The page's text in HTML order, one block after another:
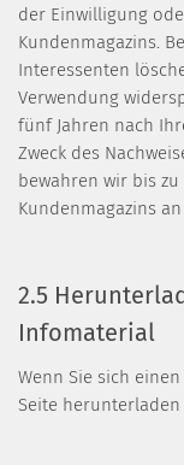
der Einwilligung
Kundenmagazins.
Interessenten
Verwendung
fünf Jahren nach
Zweck des
bewahren wir bis
Kundenmagazins
2.5
Infomaterial
Wenn Sie sich
Seite